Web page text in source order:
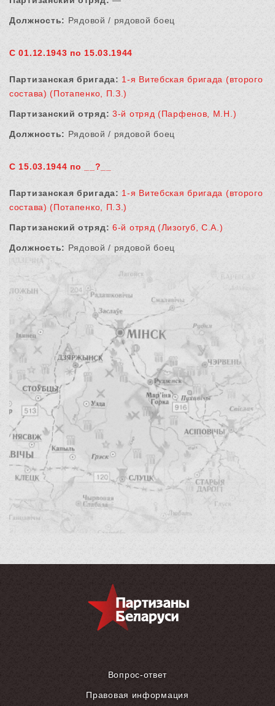
Должность: Рядовой / рядовой боец
С 01.12.1943 по 15.03.1944
Партизанская бригада: 1-я Витебская бригада (второго
состава) (Потапенко, П.З.)
Партизанский отряд: 3-й отряд (Парфенов, М.Н.)
Должность: Рядовой / рядовой боец
С 15.03.1944 по __?__
Партизанская бригада: 1-я Витебская бригада (второго
состава) (Потапенко, П.З.)
Партизанский отряд: 6-й отряд (Лизогуб, С.А.)
Должность: Рядовой / рядовой боец
Вопрос-ответ
Правовая информация